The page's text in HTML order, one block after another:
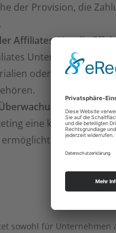
der Provision, die
Affiliates:Um die
Unterstützung
oder Schulungen
und
eine
es, frühzeitig
sowohl für